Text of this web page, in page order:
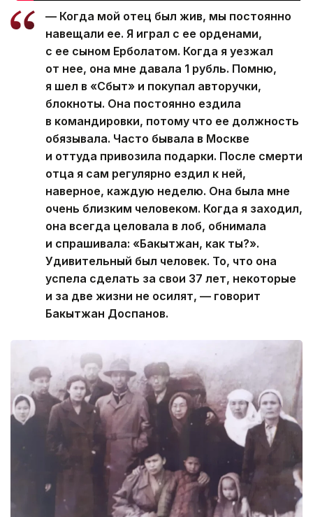
— Когда мой отец был жив, мы постоянно
навещали ее. Я играл с ее орденами,
с ее сыном Ерболатом. Когда я уезжал
от нее, она мне давала 1 рубль. Помню,
я шел в «Сбыт» и покупал авторучки,
блокноты. Она постоянно ездила
в командировки, потому что ее должность
обязывала. Часто бывала в Москве
и оттуда привозила подарки. После смерти
отца я сам регулярно ездил к ней,
наверное, каждую неделю. Она была мне
очень близким человеком. Когда я заходил,
она всегда целовала в лоб, обнимала
и спрашивала: «Бакытжан, как ты?».
Удивительный был человек. То, что она
успела сделать за свои 37 лет, некоторые
и за две жизни не осилят, — говорит
Бакытжан Доспанов.